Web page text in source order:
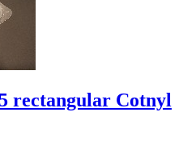
rectangular Cotnyl